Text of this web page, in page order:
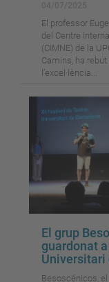
El professor
del Centre
(CIMNE) de la
Camins, ha
l’excel·lència...
El grup
guardonat
Universitari
Besoscénicos, el